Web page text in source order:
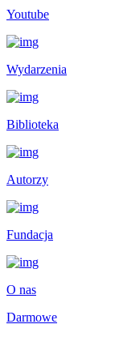
Youtube
Wydarzenia
Biblioteka
Autorzy
Fundacja
O nas
Darmowe